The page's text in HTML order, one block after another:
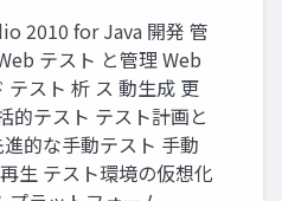
2010 for Java 開発 管
テスト と管理 Web
テスト 析 ス 動生成 更
的テスト テスト計画と
的な手動テスト 手動
生 テスト環境の仮想化